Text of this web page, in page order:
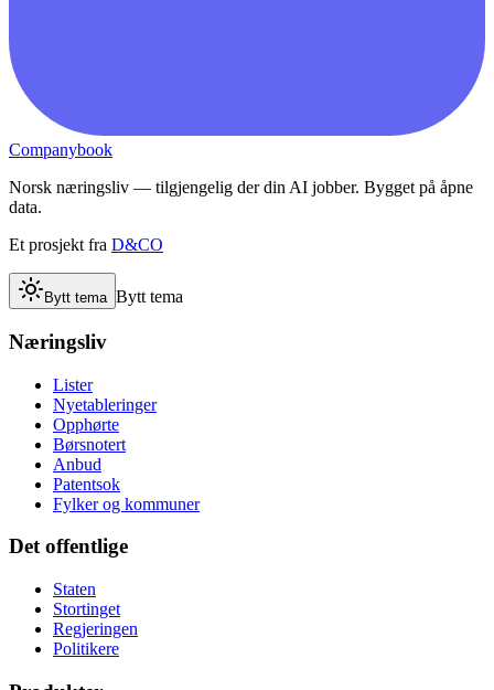
Companybook
Norsk næringsliv — tilgjengelig der din AI jobber. Bygget på åpne
data.
Et prosjekt fra D&CO
Bytt tema Bytt tema
Næringsliv
Lister
Nyetableringer
Opphørte
Børsnotert
Anbud
Patentsok
Fylker og kommuner
Det offentlige
Staten
Stortinget
Regjeringen
Politikere